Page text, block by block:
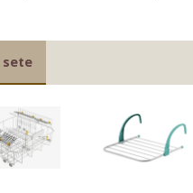
sete